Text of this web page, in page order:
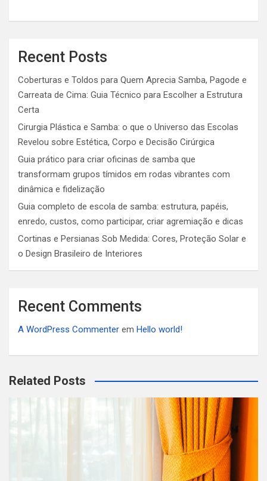
Recent Posts
Coberturas e Toldos para Quem Aprecia Samba, Pagode e
Carreata de Cima: Guia Técnico para Escolher a Estrutura
Certa
Cirurgia Plástica e Samba: o que o Universo das Escolas
Revelou sobre Estética, Corpo e Decisão Cirúrgica
Guia prático para criar oficinas de samba que
transformam grupos tímidos em rodas vibrantes com
dinâmica e fidelização
Guia completo de escola de samba: estrutura, papéis,
enredo, custos, como participar, criar agremiação e dicas
Cortinas e Persianas Sob Medida: Cores, Proteção Solar e
o Design Brasileiro de Interiores
Recent Comments
A WordPress Commenter em Hello world!
Related Posts